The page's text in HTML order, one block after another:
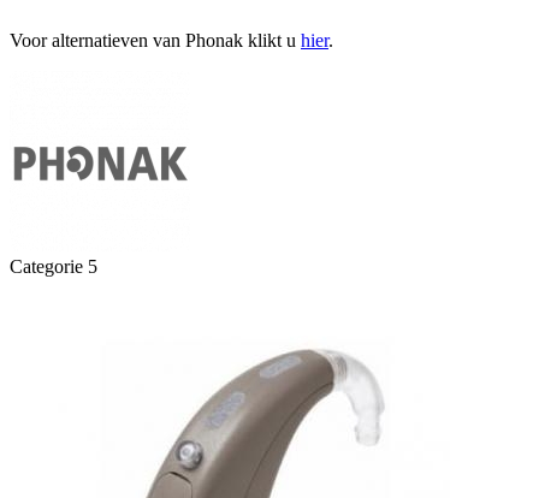
Voor alternatieven van Phonak klikt u hier.
Categorie 5